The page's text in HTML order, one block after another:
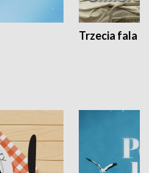
Trzecia fala -